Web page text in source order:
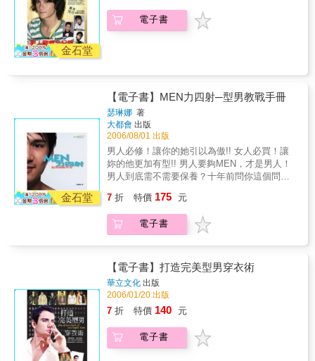
金石堂
電子書
金石堂
【電子書】MEN力四射─型男教戰手冊
瑟琳娜 著
大都會 出版
2006/08/01 出版
男人必修！讓你的她引以為傲!! 女人必買！讓
妳的他更加有型!! 男人要夠MEN，才是男人！
男人到底需不需要保養？十年前問你這個問
事，男子漢大丈夫哪裡做得出來。不過現在如
果問你，你有保養的習慣嗎？不騙你，十個男
人有七個會說有，差別只在保養的程度不同。
做個「MEN力四射」的型男一點都不難，簡單
的保養步驟、基本造型的掌握，就能讓你散發
出讓男人羨慕、女人愛慕的獨特吸引力。讀了
晉身型男行列！
7 折 特價 175 元
電子書
【電子書】打造完美型男穿衣術
華立文化 出版
2006/01/20 出版
7 折 特價 140 元
電子書